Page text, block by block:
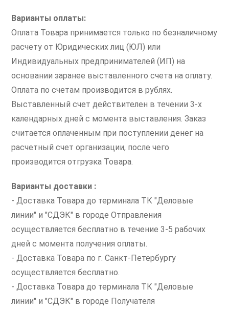
Варианты оплаты:
Оплата Товара принимается только по безналичному
расчету от Юридических лиц (ЮЛ) или
Индивидуальных предпринимателей (ИП) на
основании заранее выставленного счета на оплату.
Оплата по счетам производится в рублях.
Выставленный счет действителен в течении 3-х
календарных дней с момента выставления. Заказ
считается оплаченным при поступлении денег на
расчетный счет организации, после чего
производится отгрузка Товара.
Варианты доставки :
- Доставка Товара до терминала ТК "Деловые
линии" и "СДЭК" в городе Отправления
осуществляется бесплатно в течение 3-5 рабочих
дней с момента получения оплаты.
- Доставка Товара по г. Санкт-Петербургу
осуществляется бесплатно.
- Доставка Товара до терминала ТК "Деловые
линии" и "СДЭК" в городе Получателя